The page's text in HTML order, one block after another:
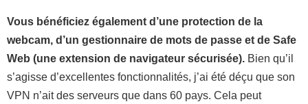
Vous bénéficiez également d’une protection de la
webcam, d’un gestionnaire de mots de passe et de Safe
Web (une extension de navigateur sécurisée). Bien qu’il
s’agisse d’excellentes fonctionnalités, j’ai été déçu que son
VPN n’ait des serveurs que dans 60 pays. Cela peut